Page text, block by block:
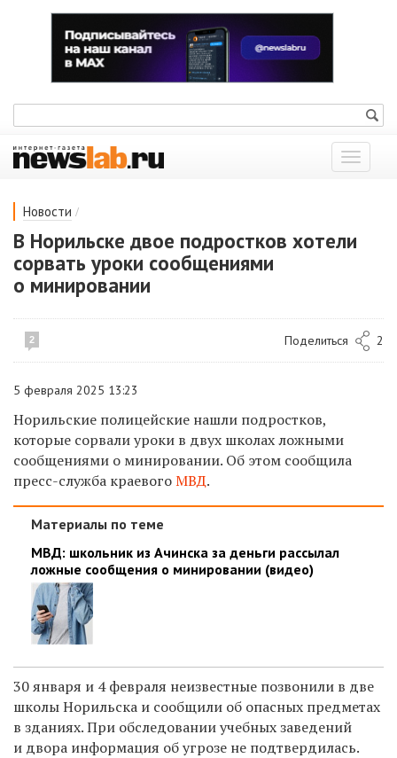
Показать
меню
Новости /
В Норильске двое подростков хотели
сорвать уроки сообщениями
о минировании
2 Поделиться 2
5 февраля 2025 13:23
Норильские полицейские нашли подростков,
которые сорвали уроки в двух школах ложными
сообщениями о минировании. Об этом сообщила
пресс-служба краевогоМВД.
Материалы по теме
МВД: школьник из Ачинска за деньги рассылал
ложные сообщения о минировании (видео)
30 января и 4 февраля неизвестные позвонили в две
школы Норильска и сообщили об опасных предметах
в зданиях. При обследовании учебных заведений
и двора информация об угрозе не подтвердилась.